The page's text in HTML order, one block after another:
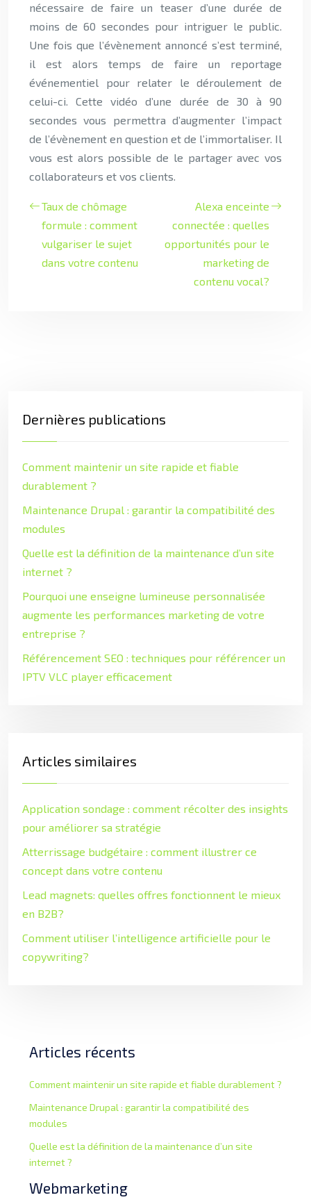
nécessaire de faire un teaser d’une durée de
moins de 60 secondes pour intriguer le public.
Une fois que l’évènement annoncé s’est terminé,
il est alors temps de faire un reportage
événementiel pour relater le déroulement de
celui-ci. Cette vidéo d’une durée de 30 à 90
secondes vous permettra d’augmenter l’impact
de l’évènement en question et de l’immortaliser. Il
vous est alors possible de le partager avec vos
collaborateurs et vos clients.
Taux de chômage
formule : comment
vulgariser le sujet
dans votre contenu
Alexa enceinte
connectée : quelles
opportunités pour le
marketing de
contenu vocal?
Dernières publications
Comment maintenir un site rapide et fiable
durablement ?
Maintenance Drupal : garantir la compatibilité des
modules
Quelle est la définition de la maintenance d’un site
internet ?
Pourquoi une enseigne lumineuse personnalisée
augmente les performances marketing de votre
entreprise ?
Référencement SEO : techniques pour référencer un
IPTV VLC player efficacement
Articles similaires
Application sondage : comment récolter des insights
pour améliorer sa stratégie
Atterrissage budgétaire : comment illustrer ce
concept dans votre contenu
Lead magnets: quelles offres fonctionnent le mieux
en B2B?
Comment utiliser l’intelligence artificielle pour le
copywriting?
Articles récents
Comment maintenir un site rapide et fiable durablement ?
Maintenance Drupal : garantir la compatibilité des
modules
Quelle est la définition de la maintenance d’un site
internet ?
Webmarketing